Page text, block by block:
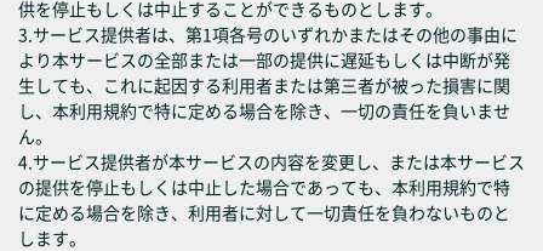
供を停止もしくは中止することができるものとします。
3.サービス提供者は、第1項各号のいずれかまたはその他の事由に
より本サービスの全部または一部の提供に遅延もしくは中断が発
生しても、これに起因する利用者または第三者が被った損害に関
し、本利用規約で特に定める場合を除き、一切の責任を負いませ
ん。
4.サービス提供者が本サービスの内容を変更し、または本サービス
の提供を停止もしくは中止した場合であっても、本利用規約で特
に定める場合を除き、利用者に対して一切責任を負わないものと
します。